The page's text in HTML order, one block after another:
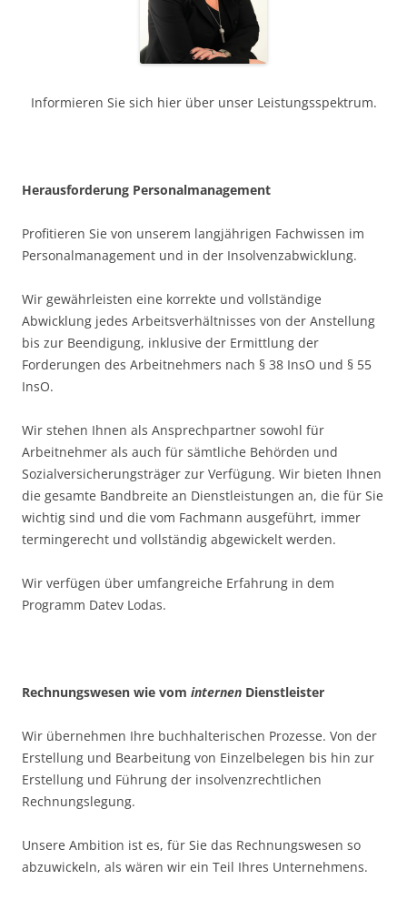
Informieren Sie sich hier über unser Leistungsspektrum.
Herausforderung Personalmanagement
Profitieren Sie von unserem langjährigen Fachwissen im
Personalmanagement und in der Insolvenzabwicklung.
Wir gewährleisten eine korrekte und vollständige
Abwicklung jedes Arbeitsverhältnisses von der Anstellung
bis zur Beendigung, inklusive der Ermittlung der
Forderungen des Arbeitnehmers nach § 38 InsO und § 55
InsO.
Wir stehen Ihnen als Ansprechpartner sowohl für
Arbeitnehmer als auch für sämtliche Behörden und
Sozialversicherungsträger zur Verfügung. Wir bieten Ihnen
die gesamte Bandbreite an Dienstleistungen an, die für Sie
wichtig sind und die vom Fachmann ausgeführt, immer
termingerecht und vollständig abgewickelt werden.
Wir verfügen über umfangreiche Erfahrung in dem
Programm Datev Lodas.
Rechnungswesen wie vom internen Dienstleister
Wir übernehmen Ihre buchhalterischen Prozesse. Von der
Erstellung und Bearbeitung von Einzelbelegen bis hin zur
Erstellung und Führung der insolvenzrechtlichen
Rechnungslegung.
Unsere Ambition ist es, für Sie das Rechnungswesen so
abzuwickeln, als wären wir ein Teil Ihres Unternehmens.